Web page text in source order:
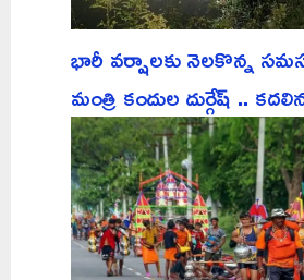
భారీ వర్షాలకు నెలకొన్న
మంత్రి కందుల దుర్గేష్ ..